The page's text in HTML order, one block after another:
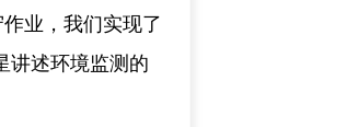
业，我们实现了
讲述环境监测的